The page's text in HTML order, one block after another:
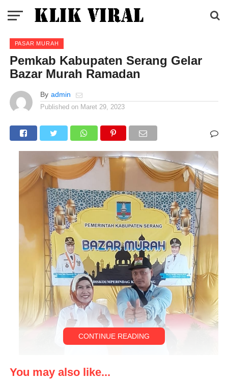
PASAR MURAH
Pemkab Kabupaten Serang Gelar
Bazar Murah Ramadan
By admin
Published on Maret 29, 2023
CONTINUE READING
You may also like...